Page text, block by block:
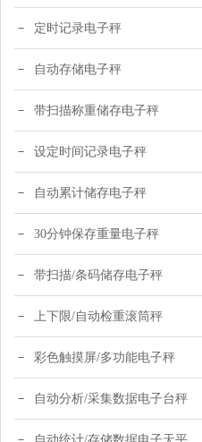
定时记录电子秤
自动存储电子秤
带扫描称重储存电子秤
设定时间记录电子秤
自动累计储存电子秤
30分钟保存重量电子秤
带扫描/条码储存电子秤
上下限/自动检重滚筒秤
彩色触摸屏/多功能电子秤
自动分析/采集数据电子台秤